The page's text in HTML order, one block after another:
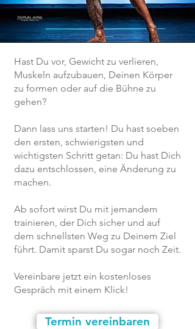
Hast Du vor, Gewicht zu verlieren,
Muskeln aufzubauen, Deinen Körper
zu formen oder auf die Bühne zu
gehen?
Dann lass uns starten! Du hast soeben
den ersten, schwierigsten und
wichtigsten Schritt getan: Du hast Dich
dazu entschlossen, eine Änderung zu
machen.
Ab sofort wirst Du mit jemandem
trainieren, der Dich sicher und auf
dem schnellsten Weg zu Deinem Ziel
führt. Damit sparst Du sogar noch Zeit.
Vereinbare jetzt ein kostenloses
Gespräch mit einem Klick!
Termin vereinbaren